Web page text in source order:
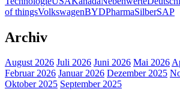
of thingsVolkswagenBYDPharmaSilberSAP
Archiv
August 2026 Juli 2026 Juni 2026 Mai 2026
Februar 2026 Januar 2026 Dezember 2025
Oktober 2025 September 2025